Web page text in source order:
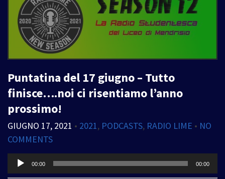
Puntatina del 17 giugno – Tutto
finisce….noi ci risentiamo l’anno
prossimo!
GIUGNO 17, 2021 • 2021, PODCASTS, RADIO LIME • NO
COMMENTS
Audio
Player
00:00 00:00